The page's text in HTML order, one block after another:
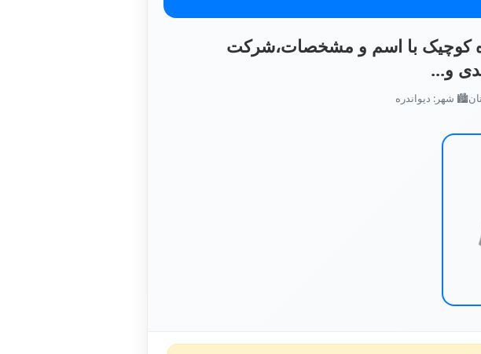
کوچیک با اسم و مشخصات،شرکت
و...
🏙️ شهر: ديواندره